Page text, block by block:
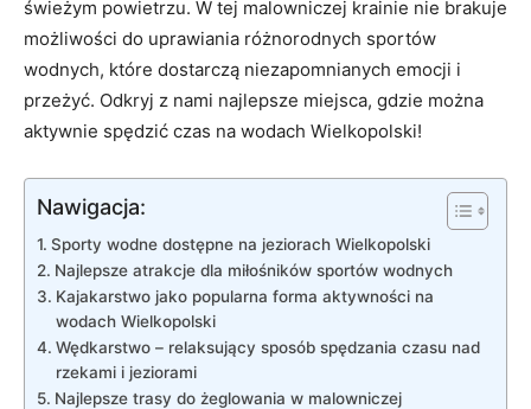
świeżym powietrzu. W tej malowniczej krainie nie brakuje
możliwości do uprawiania różnorodnych sportów
wodnych, które dostarczą niezapomnianych emocji i
przeżyć. Odkryj z nami najlepsze miejsca, gdzie można
aktywnie spędzić czas na wodach Wielkopolski!
Nawigacja:
Sporty wodne dostępne na jeziorach Wielkopolski
Najlepsze atrakcje dla miłośników sportów wodnych
Kajakarstwo jako popularna forma aktywności na
wodach Wielkopolski
Wędkarstwo – relaksujący sposób spędzania czasu nad
rzekami i jeziorami
Najlepsze trasy do żeglowania w malowniczej